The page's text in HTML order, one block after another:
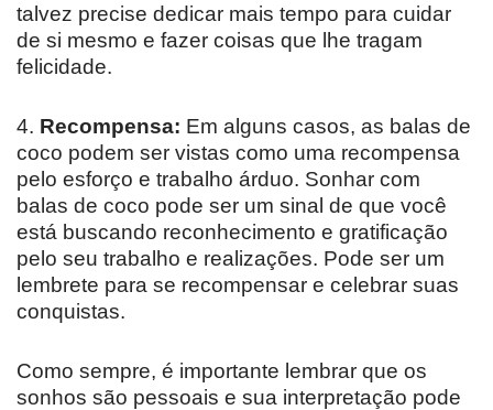
talvez precise dedicar mais tempo para cuidar
de si mesmo e fazer coisas que lhe tragam
felicidade.
4. Recompensa: Em alguns casos, as balas de
coco podem ser vistas como uma recompensa
pelo esforço e trabalho árduo. Sonhar com
balas de coco pode ser um sinal de que você
está buscando reconhecimento e gratificação
pelo seu trabalho e realizações. Pode ser um
lembrete para se recompensar e celebrar suas
conquistas.
Como sempre, é importante lembrar que os
sonhos são pessoais e sua interpretação pode